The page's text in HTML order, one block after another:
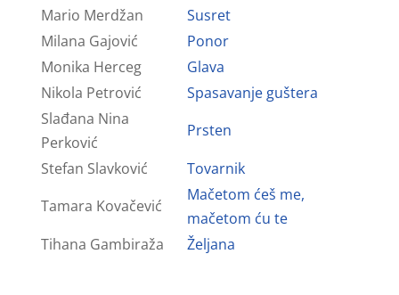
Mario Merdžan
Susret
Milana Gajović
Ponor
Monika Herceg
Glava
Nikola Petrović
Spasavanje guštera
Slađana Nina
Perković
Prsten
Stefan Slavković
Tovarnik
Tamara Kovačević
Mačetom ćeš me,
mačetom ću te
Tihana Gambiraža
Željana